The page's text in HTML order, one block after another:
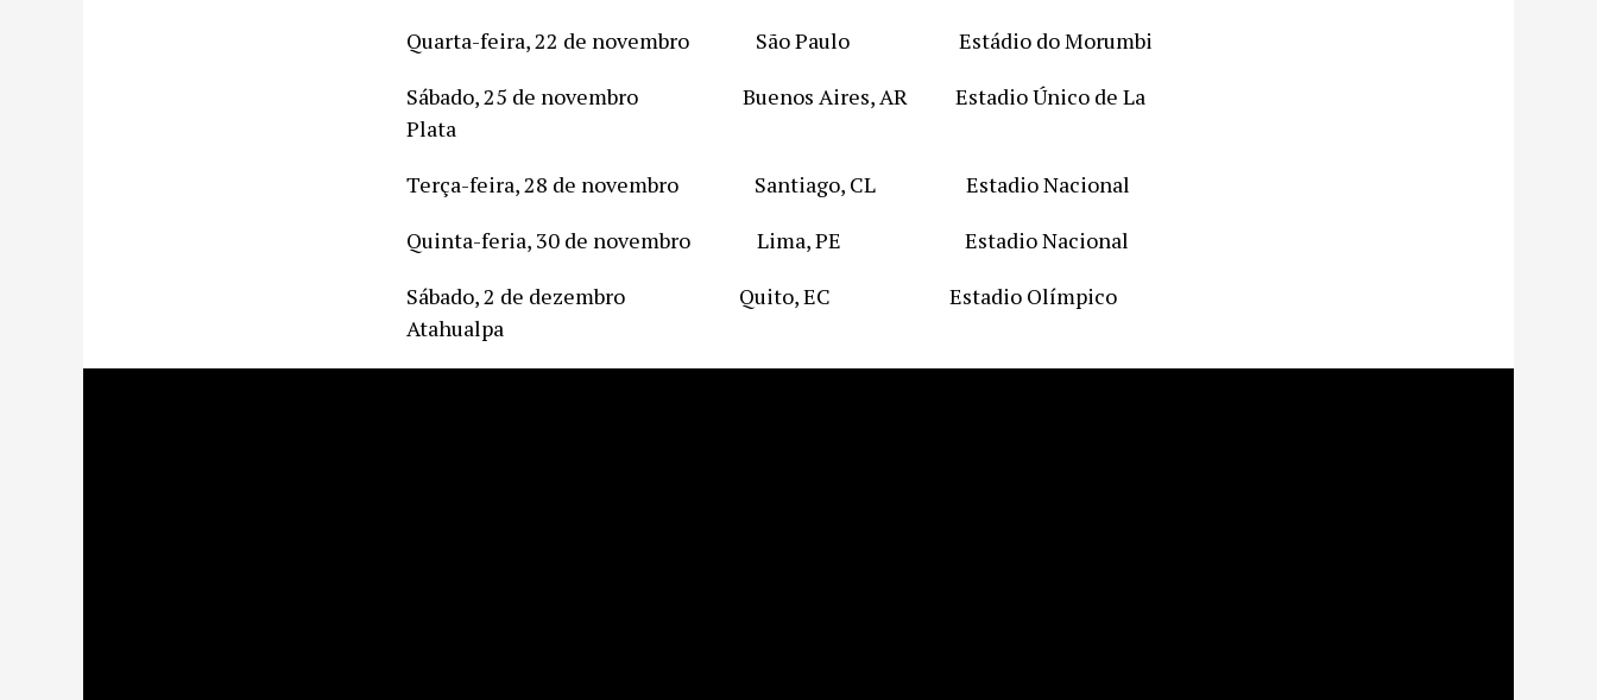
Quarta-feira, 22 de novembro São Paulo Estádio do Morumbi
Sábado, 25 de novembro Buenos Aires, AR Estadio Único de La
Plata
Terça-feira, 28 de novembro Santiago, CL Estadio Nacional
Quinta-feria, 30 de novembro Lima, PE Estadio Nacional
Sábado, 2 de dezembro Quito, EC Estadio Olímpico
Atahualpa